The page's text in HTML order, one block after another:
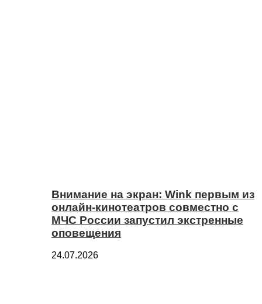
Внимание на экран: Wink первым из
онлайн-кинотеатров совместно с
МЧС России запустил экстренные
оповещения
24.07.2026